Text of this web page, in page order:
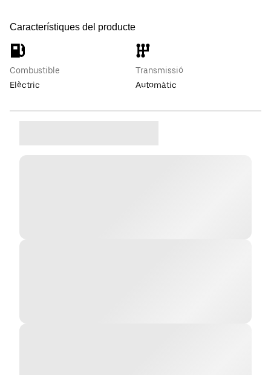
Característiques del producte
Combustible
Elèctric
Transmissió
Automàtic